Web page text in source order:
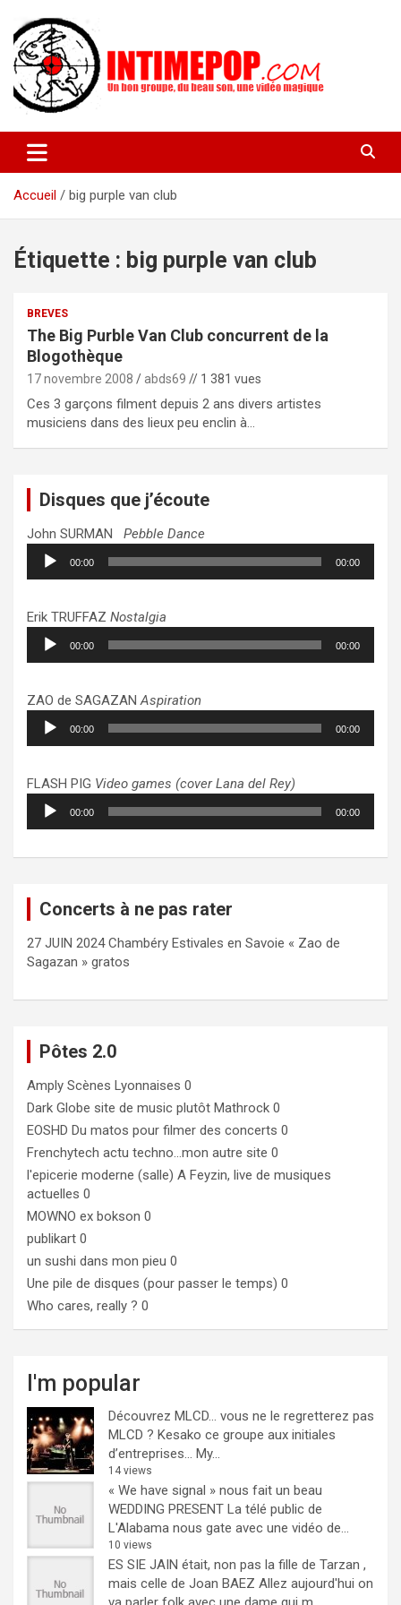
contenu
intimepop.com
actuelles pop rock, post-rock, indé sur Lyon. rock pop concert
lyon
Accueil
big purple van club
Étiquette : big purple van club
BREVES
The Big Purble Van Club concurrent de la
Blogothèque
17 novembre 2008 abds69 // 1 381 vues
Ces 3 garçons filment depuis 2 ans divers artistes
musiciens dans des lieux peu enclin à…
Disques que j’écoute
John SURMAN Pebble Dance
Lecteur
audio
00:00 00:00
Erik TRUFFAZ Nostalgia
Lecteur
audio
00:00 00:00
ZAO de SAGAZANAspiration
Lecteur
audio
00:00 00:00
FLASH PIG Video games (cover Lana del Rey)
Lecteur
audio
00:00 00:00
Concerts à ne pas rater
27 JUIN 2024 Chambéry Estivales en Savoie « Zao de
Sagazan » gratos
Pôtes 2.0
Amply Scènes Lyonnaises 0
Dark Globe site de music plutôt Mathrock 0
EOSHD Du matos pour filmer des concerts 0
Frenchytech actu techno…mon autre site 0
l'epicerie moderne (salle) A Feyzin, live de musiques
actuelles 0
MOWNO ex bokson 0
publikart 0
un sushi dans mon pieu 0
Une pile de disques (pour passer le temps) 0
Who cares, really ? 0
I'm popular
Découvrez MLCD… vous ne le regretterez pas
MLCD ? Kesako ce groupe aux initiales
d’entreprises… My...
14 views
« We have signal » nous fait un beau
WEDDING PRESENT La télé public de
L'Alabama nous gate avec une vidéo de...
10 views
ES SIE JAIN était, non pas la fille de Tarzan ,
mais celle de Joan BAEZ Allez aujourd'hui on